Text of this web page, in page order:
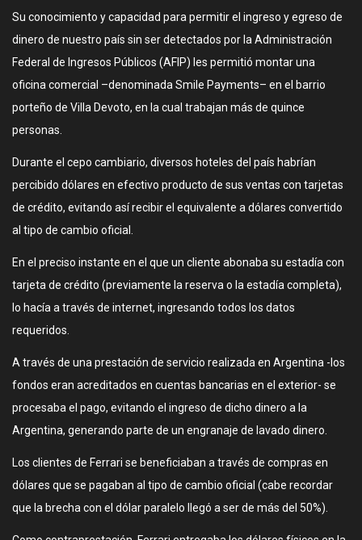
Su conocimiento y capacidad para permitir el ingreso y egreso de
dinero de nuestro país sin ser detectados por la Administración
Federal de Ingresos Públicos (AFIP) les permitió montar una
oficina comercial –denominada Smile Payments– en el barrio
porteño de Villa Devoto, en la cual trabajan más de quince
personas.
Durante el cepo cambiario, diversos hoteles del país habrían
percibido dólares en efectivo producto de sus ventas con tarjetas
de crédito, evitando así recibir el equivalente a dólares convertido
al tipo de cambio oficial.
En el preciso instante en el que un cliente abonaba su estadía con
tarjeta de crédito (previamente la reserva o la estadía completa),
lo hacía a través de internet, ingresando todos los datos
requeridos.
A través de una prestación de servicio realizada en Argentina -los
fondos eran acreditados en cuentas bancarias en el exterior- se
procesaba el pago, evitando el ingreso de dicho dinero a la
Argentina, generando parte de un engranaje de lavado dinero.
Los clientes de Ferrari se beneficiaban a través de compras en
dólares que se pagaban al tipo de cambio oficial (cabe recordar
que la brecha con el dólar paralelo llegó a ser de más del 50%).